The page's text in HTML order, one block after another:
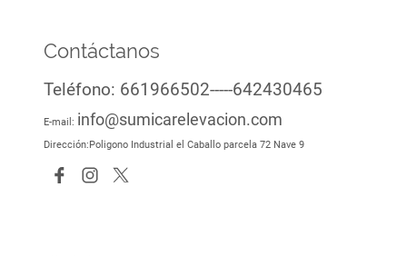
Contáctanos
Teléfono: 661966502-----642430465
E-mail: info@sumicarelevacion.com
Dirección:Poligono Industrial el Caballo parcela 72 Nave 9